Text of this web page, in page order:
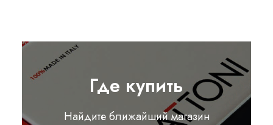
Где купить
Найдите ближайший магазин